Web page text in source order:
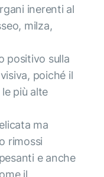
inerenti al
milza,
positivo sulla
poiché il
più alte
ma
rimossi
e anche
il